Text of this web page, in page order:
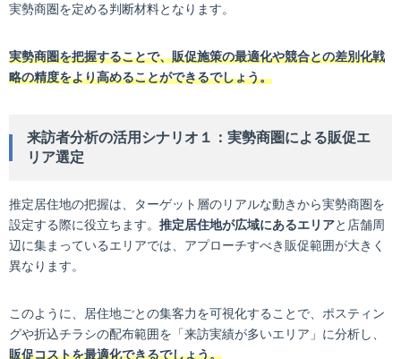
実勢商圏を定める判断材料となります。
実勢商圏を把握することで、販促施策の最適化や競合との差別化戦
略の精度をより高めることができるでしょう。
来訪者分析の活用シナリオ１：実勢商圏による販促エ
リア選定
推定居住地の把握は、ターゲット層のリアルな動きから実勢商圏を
設定する際に役立ちます。 推定居住地が広域にあるエリアと店舗周
辺に集まっているエリアでは、アプローチすべき販促範囲が大きく
異なります。
このように、居住地ごとの集客力を可視化することで、ポスティン
グや折込チラシの配布範囲を「来訪実績が多いエリア」に分析し、
販促コストを最適化できるでしょう。